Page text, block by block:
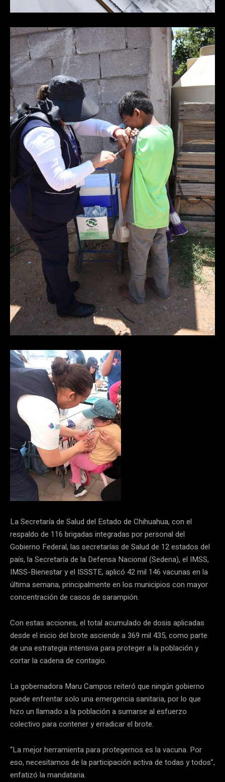
La Secretaría de Salud del Estado de Chihuahua, con el
respaldo de 116 brigadas integradas por personal del
Gobierno Federal, las secretarías de Salud de 12 estados del
país, la Secretaría de la Defensa Nacional (Sedena), el IMSS,
IMSS-Bienestar y el ISSSTE, aplicó 42 mil 146 vacunas en la
última semana, principalmente en los municipios con mayor
concentración de casos de sarampión.
Con estas acciones, el total acumulado de dosis aplicadas
desde el inicio del brote asciende a 369 mil 435, como parte
de una estrategia intensiva para proteger a la población y
cortar la cadena de contagio.
La gobernadora Maru Campos reiteró que ningún gobierno
puede enfrentar solo una emergencia sanitaria, por lo que
hizo un llamado a la población a sumarse al esfuerzo
colectivo para contener y erradicar el brote.
“La mejor herramienta para protegernos es la vacuna. Por
eso, necesitamos de la participación activa de todas y todos”,
enfatizó la mandataria.